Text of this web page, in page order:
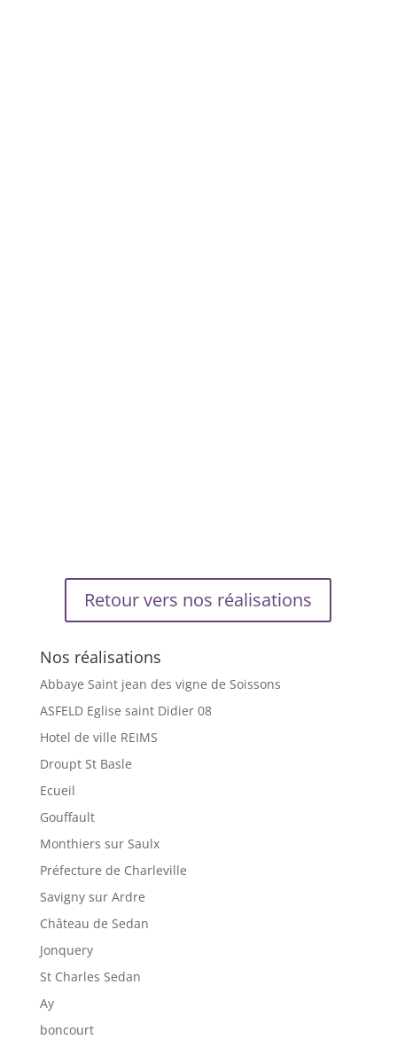
Retour vers nos réalisations
Nos réalisations
Abbaye Saint jean des vigne de Soissons
ASFELD Eglise saint Didier 08
Hotel de ville REIMS
Droupt St Basle
Ecueil
Gouffault
Monthiers sur Saulx
Préfecture de Charleville
Savigny sur Ardre
Château de Sedan
Jonquery
St Charles Sedan
Ay
boncourt